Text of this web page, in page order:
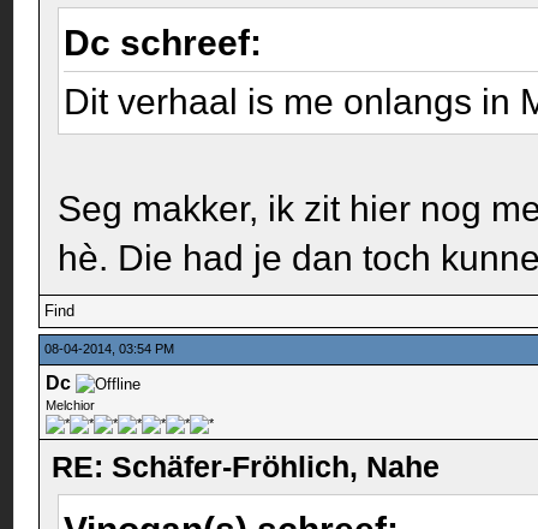
Dc schreef:
Dit verhaal is me onlangs in
Seg makker, ik zit hier nog
hè. Die had je dan toch
Find
08-04-2014, 03:54 PM
Dc
Melchior
RE: Schäfer-Fröhlich, Nahe